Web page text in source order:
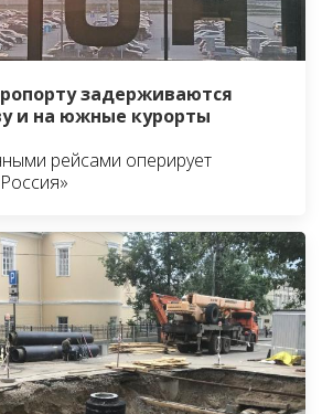
задерживаются
и на южные курорты
рейсами оперирует